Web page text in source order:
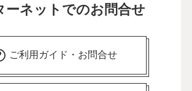
ーネットでのお問合せ
ご利用ガイド・お問合せ